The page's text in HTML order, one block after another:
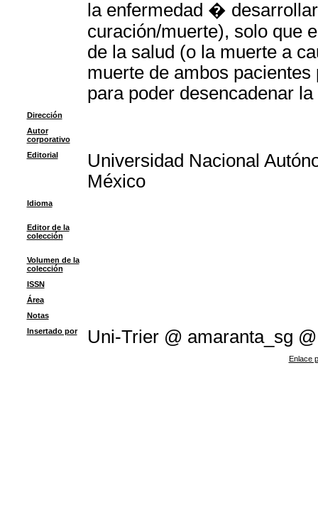
la enfermedad �
curación/muerte), solo que
de la salud (o la muerte a
muerte de ambos
para poder desencadenar
Dirección
Autor
corporativo
Editorial
Universidad Nacional
México
Idioma
Editor de la
colección
Volumen de la
colección
ISSN
Área
Notas
Insertado por
Uni-Trier @ amaranta_sg
Enlace